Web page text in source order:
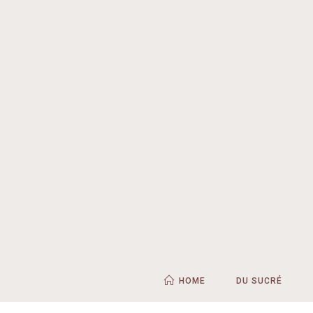
HOME DU SUCRÉ